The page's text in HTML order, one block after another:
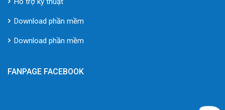
Download phần mềm
Download phần mềm
FANPAGE FACEBOOK